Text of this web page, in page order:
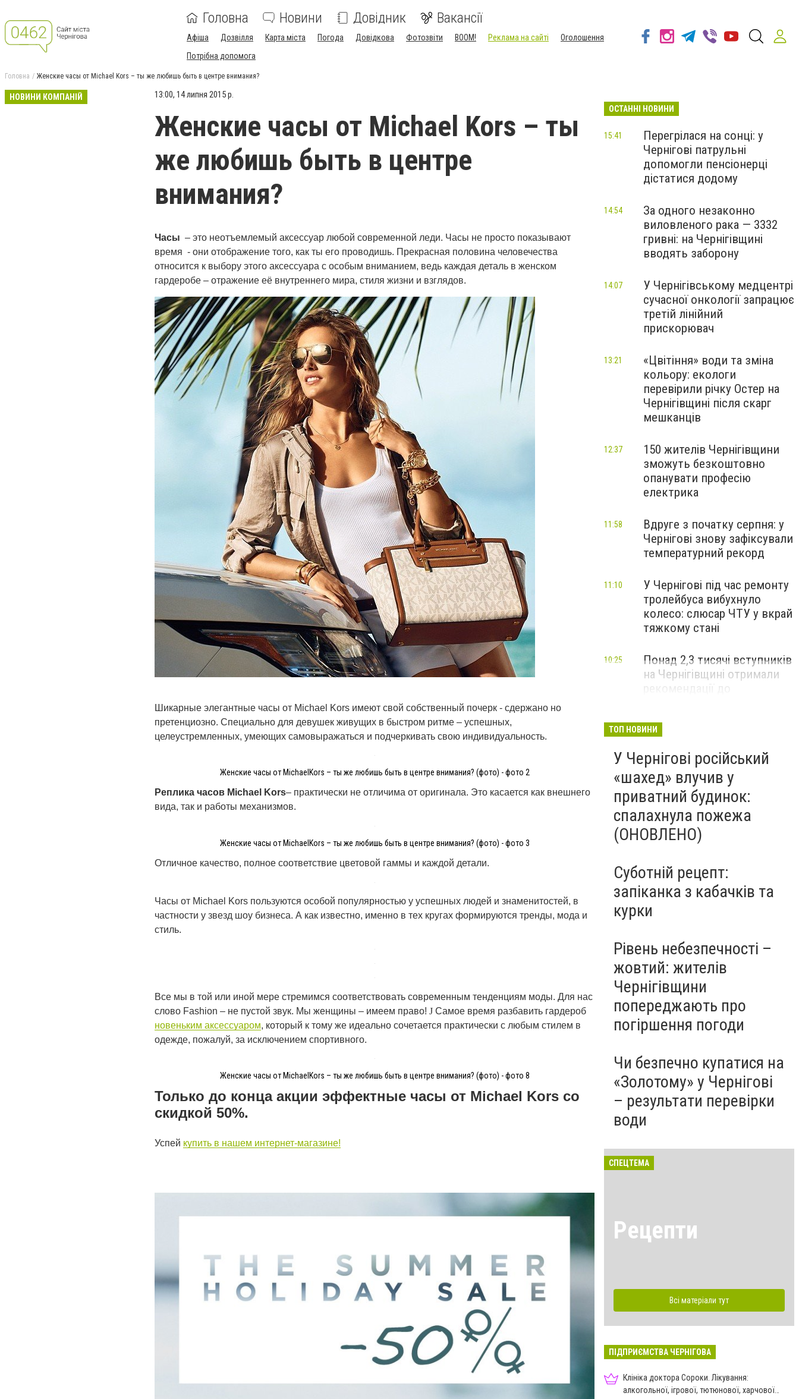
Головна Новини Довідник Вакансії
Афіша Дозвілля Карта міста Погода Довідкова Фотозвіти BOOM! Реклама на сайті
Оголошення
Потрібна допомога
Головна Женские часы от Michael Kors – ты же любишь быть в центре внимания?
НОВИНИ КОМПАНІЙ 13:00, 14 липня 2015 р.
Женские часы от Michael Kors – ты
же любишь быть в центре
внимания?
Часы – это неотъемлемый аксессуар любой современной леди. Часы не просто показывают
время - они отображение того, как ты его проводишь. Прекрасная половина человечества
относится к выбору этого аксессуара с особым вниманием, ведь каждая деталь в женском
гардеробе – отражение её внутреннего мира, стиля жизни и взглядов.
Шикарные элегантные часы от Michael Kors имеют свой собственный почерк - сдержано но
претенциозно. Специально для девушек живущих в быстром ритме – успешных,
целеустремленных, умеющих самовыражаться и подчеркивать свою индивидуальность.
Женские часы от MichaelKors – ты же любишь быть в центре внимания? (фото) - фото 2
Реплика часов Michael Kors– практически не отличима от оригинала. Это касается как внешнего
вида, так и работы механизмов.
Женские часы от MichaelKors – ты же любишь быть в центре внимания? (фото) - фото 3
Отличное качество, полное соответствие цветовой гаммы и каждой детали.
Часы от Michael Kors пользуются особой популярностью у успешных людей и знаменитостей, в
частности у звезд шоу бизнеса. А как известно, именно в тех кругах формируются тренды, мода и
стиль.
Все мы в той или иной мере стремимся соответствовать современным тенденциям моды. Для нас
слово Fashion – не пустой звук. Мы женщины – имеем право! J Самое время разбавить гардероб
новеньким аксессуаром, который к тому же идеально сочетается практически с любым стилем в
одежде, пожалуй, за исключением спортивного.
Женские часы от MichaelKors – ты же любишь быть в центре внимания? (фото) - фото 8
Только до конца акции эффектные часы от Michael Kors со
скидкой 50%.
Успей купить в нашем интернет-магазине!
ОСТАННІ НОВИНИ
Перегрілася на сонці: у
Чернігові патрульні
допомогли пенсіонерці
дістатися додому
15:41
За одного незаконно
виловленого рака — 3332
гривні: на Чернігівщині
вводять заборону
14:54
У Чернігівському медцентрі
сучасної онкології запрацює
третій лінійний
прискорювач
14:07
«Цвітіння» води та зміна
кольору: екологи
перевірили річку Остер на
Чернігівщині після скарг
мешканців
13:21
150 жителів Чернігівщини
зможуть безкоштовно
опанувати професію
електрика
12:37
Вдруге з початку серпня: у
Чернігові знову зафіксували
температурний рекорд
11:58
У Чернігові під час ремонту
тролейбуса вибухнуло
колесо: слюсар ЧТУ у вкрай
тяжкому стані
11:10
Понад 2,3 тисячі вступників
на Чернігівщині отримали
серпня
10:25
ТОП НОВИНИ
У Чернігові російський
«шахед» влучив у
приватний будинок:
спалахнула пожежа
(ОНОВЛЕНО)
Суботній рецепт:
запіканка з кабачків та
курки
Рівень небезпечності –
жовтий: жителів
Чернігівщини
попереджають про
погіршення погоди
Чи безпечно купатися на
«Золотому» у Чернігові
– результати перевірки
води
СПЕЦТЕМА
Рецепти
Всі матеріали тут
ПІДПРИЄМСТВА ЧЕРНІГОВА
Клініка доктора Сороки. Лікування:
алкогольної, ігрової, тютюнової, харчової